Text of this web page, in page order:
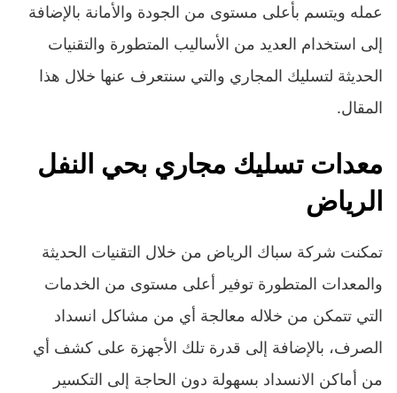
عمله ويتسم بأعلى مستوى من الجودة والأمانة بالإضافة
إلى استخدام العديد من الأساليب المتطورة والتقنيات
الحديثة لتسليك المجاري والتي سنتعرف عنها خلال هذا
المقال.
معدات تسليك مجاري بحي النفل
الرياض
تمكنت شركة سباك الرياض من خلال التقنيات الحديثة
والمعدات المتطورة توفير أعلى مستوى من الخدمات
التي تتمكن من خلاله معالجة أي من مشاكل انسداد
الصرف، بالإضافة إلى قدرة تلك الأجهزة على كشف أي
من أماكن الانسداد بسهولة دون الحاجة إلى التكسير